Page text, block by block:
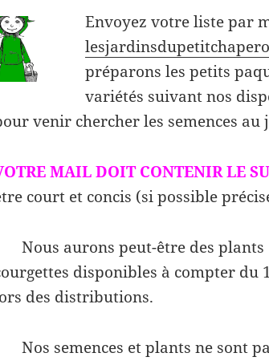
Envoyez votre liste par
préparons les petits
variétés suivant nos
venir chercher les semences au
MAIL DOIT CONTENIR LE
court et concis (si possible
Nous aurons peut-être des plants
disponibles à compter du
des distributions.
Nos semences et plants ne sont